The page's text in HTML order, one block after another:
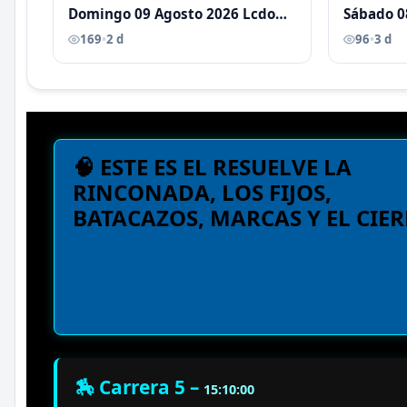
Domingo 09 Agosto 2026 Lcdo
Antoni Castellano
169•2 d
Sábado
Antoni
96•3 d
🧠 ESTE ES EL RESUELVE LA
RINCONADA, LOS FIJOS,
BATACAZOS, MARCAS Y EL
🏇 Carrera 5 – 15:10:00